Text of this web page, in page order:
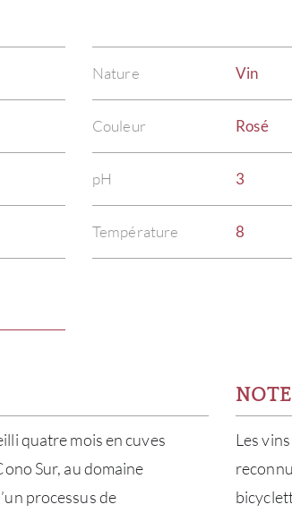
Nature Vin
Couleur Rosé
pH 3
Température 8
quatre mois en cuves
Sur, au domaine
processus de
Les